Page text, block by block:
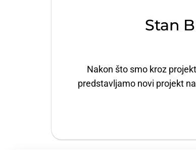
Stan
Nakon što smo kroz
predstavljamo novi projekt na